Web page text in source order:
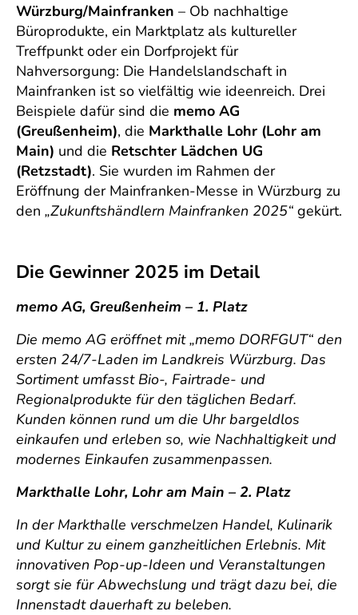
Würzburg/Mainfranken – Ob nachhaltige
Büroprodukte, ein Marktplatz als kultureller
Treffpunkt oder ein Dorfprojekt für
Nahversorgung: Die Handelslandschaft in
Mainfranken ist so vielfältig wie ideenreich. Drei
Beispiele dafür sind die memo AG
(Greußenheim), die Markthalle Lohr (Lohr am
Main) und die Retschter Lädchen UG
(Retzstadt). Sie wurden im Rahmen der
Eröffnung der Mainfranken-Messe in Würzburg zu
den „Zukunftshändlern Mainfranken 2025“ gekürt.
Die Gewinner 2025 im Detail
memo AG, Greußenheim – 1. Platz
Die memo AG eröffnet mit „memo DORFGUT“ den
ersten 24/7-Laden im Landkreis Würzburg. Das
Sortiment umfasst Bio-, Fairtrade- und
Regionalprodukte für den täglichen Bedarf.
Kunden können rund um die Uhr bargeldlos
einkaufen und erleben so, wie Nachhaltigkeit und
modernes Einkaufen zusammenpassen.
Markthalle Lohr, Lohr am Main – 2. Platz
In der Markthalle verschmelzen Handel, Kulinarik
und Kultur zu einem ganzheitlichen Erlebnis. Mit
innovativen Pop-up-Ideen und Veranstaltungen
sorgt sie für Abwechslung und trägt dazu bei, die
Innenstadt dauerhaft zu beleben.